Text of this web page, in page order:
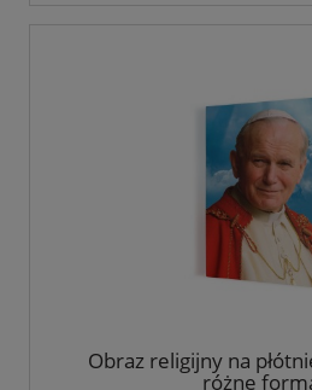
Obraz religijny na
różne